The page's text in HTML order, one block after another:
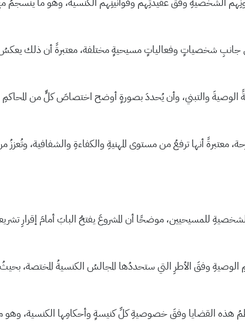
جانبِ شخصياتٍ وفعالياتٍ مسيحيةٍ مختلفة، معتبرةً أن ذلك
والتبني، وأن يُحددَ بصورةٍ أوضح اختصاصَ كلٍّ من المحاكمِ
2026، أشادت مشربش بالإصلاحاتِ المقترحة، معتبرةً أنها ترفعُ من مستوى المهنيةِ والكفاءةِ
للمسيحيين، موضحًا أن المشروعَ يفتحُ البابَ أمامَ إقرارِ
الوصيةِ وفقَ الأطرِ التي ستحددُها المجالسُ الكنسيةُ المختصة،
هذه القضايا وفقَ خصوصيةِ كلِّ كنيسةٍ وأحكامِها الكنسية، وهو